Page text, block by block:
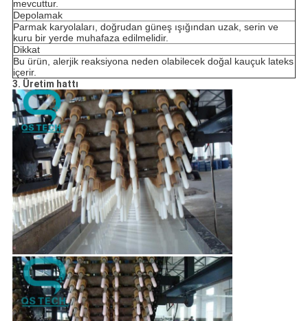
mevcuttur.
Depolamak
Parmak karyolaları, doğrudan güneş ışığından uzak, serin ve
kuru bir yerde muhafaza edilmelidir.
Dikkat
Bu ürün, alerjik reaksiyona neden olabilecek doğal kauçuk lateks
içerir.
3. Üretim hattı